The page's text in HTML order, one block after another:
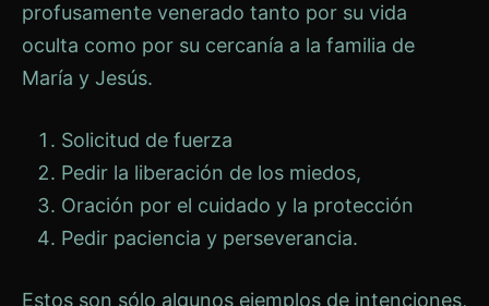
profusamente venerado tanto por su vida
oculta como por su cercanía a la familia de
María y Jesús.
Solicitud de fuerza
Pedir la liberación de los miedos,
Oración por el cuidado y la protección
Pedir paciencia y perseverancia.
Estos son sólo algunos ejemplos de intenciones,